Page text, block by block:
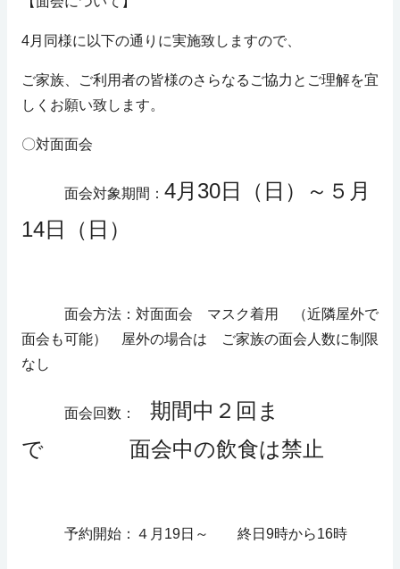
4月同様に以下の通りに実施致しますので、
ご家族、ご利用者の皆様のさらなるご協力とご理解を宜
しくお願い致します。
〇対面面会
面会対象期間： 4月30日（日）～５月
14日（日）
面会方法：対面面会 マスク着用 （近隣屋外で
面会も可能） 屋外の場合は ご家族の面会人数に制限
なし
面会回数： 期間中２回ま
で 面会中の飲食は禁止
予約開始：４月19日～ 終日9時から16時